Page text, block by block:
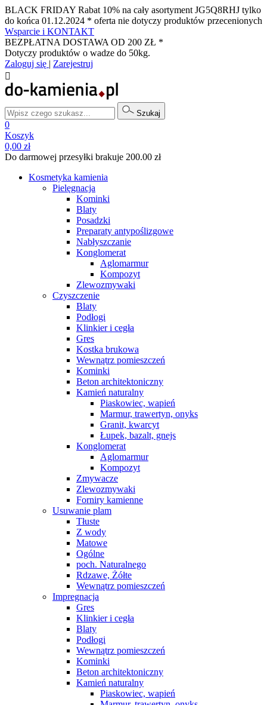
BLACK FRIDAY Rabat 10% na cały asortyment JG5Q8RHJ tylko
do końca 01.12.2024 * oferta nie dotyczy produktów przecenionych
Wsparcie i KONTAKT
BEZPŁATNA DOSTAWA OD 200 ZŁ *
Dotyczy produktów o wadze do 50kg.
Zaloguj się | Zarejestruj

Szukaj
0
Koszyk
0,00 zł
Do darmowej przesyłki brakuje 200.00 zł
Kosmetyka kamienia
Pielęgnacja
Kominki
Blaty
Posadzki
Preparaty antypoślizgowe
Nabłyszczanie
Konglomerat
Aglomarmur
Kompozyt
Zlewozmywaki
Czyszczenie
Blaty
Podłogi
Klinkier i cegła
Gres
Kostka brukowa
Wewnątrz pomieszczeń
Kominki
Beton architektoniczny
Kamień naturalny
Piaskowiec, wapień
Marmur, trawertyn, onyks
Granit, kwarcyt
Łupek, bazalt, gnejs
Konglomerat
Aglomarmur
Kompozyt
Zmywacze
Zlewozmywaki
Forniry kamienne
Usuwanie plam
Tłuste
Z wody
Matowe
Ogólne
poch. Naturalnego
Rdzawe, Żółte
Wewnątrz pomieszczeń
Impregnacja
Gres
Klinkier i cegła
Blaty
Podłogi
Wewnątrz pomieszczeń
Kominki
Beton architektoniczny
Kamień naturalny
Piaskowiec, wapień